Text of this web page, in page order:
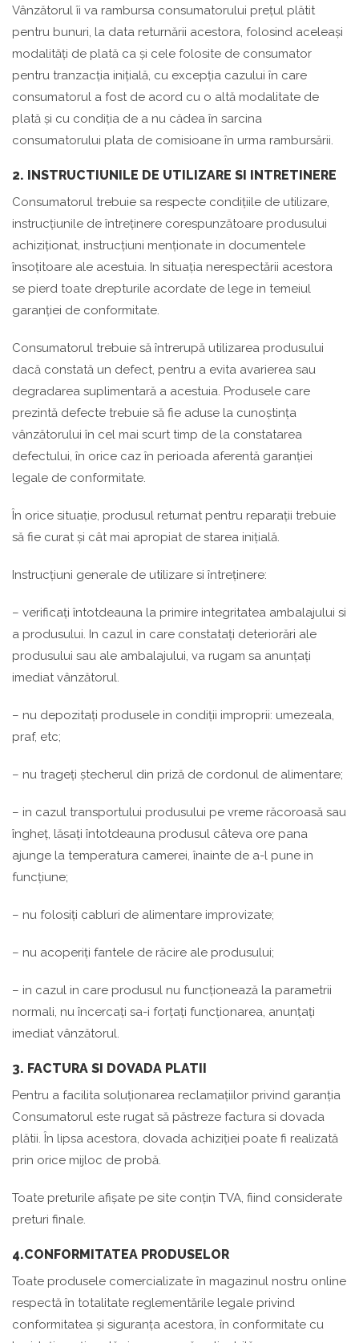
Vânzătorul îi va rambursa consumatorului prețul plătit
pentru bunuri, la data returnării acestora, folosind aceleași
modalități de plată ca și cele folosite de consumator
pentru tranzacția inițială, cu excepția cazului în care
consumatorul a fost de acord cu o altă modalitate de
plată și cu condiția de a nu cădea în sarcina
consumatorului plata de comisioane în urma rambursării.
2. INSTRUCTIUNILE DE UTILIZARE SI INTRETINERE
Consumatorul trebuie sa respecte condițiile de utilizare,
instrucțiunile de întreținere corespunzătoare produsului
achiziționat, instrucțiuni menționate in documentele
însoțitoare ale acestuia. In situația nerespectării acestora
se pierd toate drepturile acordate de lege in temeiul
garanției de conformitate.
Consumatorul trebuie să întrerupă utilizarea produsului
dacă constată un defect, pentru a evita avarierea sau
degradarea suplimentară a acestuia. Produsele care
prezintă defecte trebuie să fie aduse la cunoștința
vânzătorului în cel mai scurt timp de la constatarea
defectului, în orice caz în perioada aferentă garanției
legale de conformitate.
În orice situație, produsul returnat pentru reparații trebuie
să fie curat și cât mai apropiat de starea inițială.
Instrucțiuni generale de utilizare si întreținere:
– verificați întotdeauna la primire integritatea ambalajului si
a produsului. In cazul in care constatați deteriorări ale
produsului sau ale ambalajului, va rugam sa anunțați
imediat vânzătorul.
– nu depozitați produsele in condiții improprii: umezeala,
praf, etc;
– nu trageți ștecherul din priză de cordonul de alimentare;
– in cazul transportului produsului pe vreme răcoroasă sau
îngheț, lăsați întotdeauna produsul câteva ore pana
ajunge la temperatura camerei, înainte de a-l pune in
funcțiune;
– nu folosiți cabluri de alimentare improvizate;
– nu acoperiți fantele de răcire ale produsului;
– in cazul in care produsul nu funcționează la parametrii
normali, nu încercați sa-i forțați funcționarea, anunțați
imediat vânzătorul.
3. FACTURA SI DOVADA PLATII
Pentru a facilita soluționarea reclamațiilor privind garanția
Consumatorul este rugat să păstreze factura si dovada
plătii. În lipsa acestora, dovada achiziției poate fi realizată
prin orice mijloc de probă.
Toate preturile afișate pe site conțin TVA, fiind considerate
preturi finale.
4.CONFORMITATEA PRODUSELOR
Toate produsele comercializate în magazinul nostru online
respectă în totalitate reglementările legale privind
conformitatea și siguranța acestora, în conformitate cu